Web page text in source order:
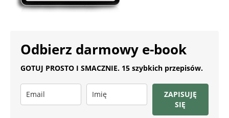
Odbierz darmowy e-book
GOTUJ PROSTO I SMACZNIE. 15 szybkich przepisów.
ZAPISUJĘ
SIĘ